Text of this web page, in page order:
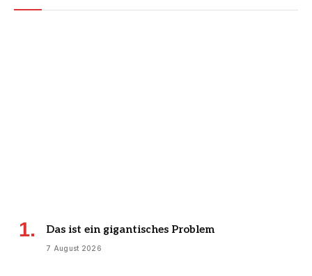
Das ist ein gigantisches Problem
7 August 2026